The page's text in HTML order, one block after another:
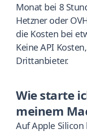
Monat bei 8
Hetzner oder
die Kosten bei
Keine API
Drittanbieter.
Wie starte
meinem
Auf Apple